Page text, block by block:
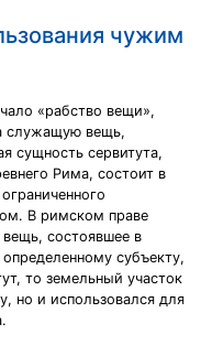
чужим
«рабство вещи»,
служащую вещь,
сущность сервитута,
Рима, состоит в
В римском праве
состоявшее в
субъекту,
то земельный участок
но и использовался для